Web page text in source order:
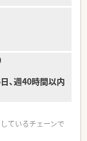
が検討可能です。
で狙えます。
、週40時間以内
ているチェーンで